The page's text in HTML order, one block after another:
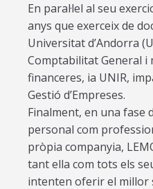
En paral·lel al seu
anys que exerceix de
Universitat d’Andorra
Comptabilitat General i
financeres, ia UNIR,
Gestió d’Empreses.
Finalment, en una fase
personal com
pròpia companyia,
tant ella com tots els
intenten oferir el millor